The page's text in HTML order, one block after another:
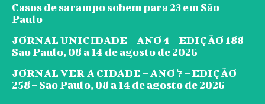
Casos de sarampo sobem para 23 em São
Paulo
JORNAL UNICIDADE – ANO 4 – EDIÇÃO 188 –
São Paulo, 08 a 14 de agosto de 2026
JORNAL VER A CIDADE – ANO 7 – EDIÇÃO
258 – São Paulo, 08 a 14 de agosto de 2026